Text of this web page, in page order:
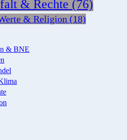
& Rechte (76)
& Religion (18)
& BNE